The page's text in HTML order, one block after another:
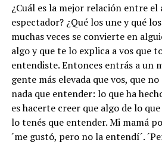
¿Cuál es la mejor relación entre
espectador? ¿Qué los une y qué
muchas veces se convierte en
algo y que te lo explica a vos que
entendiste. Entonces entrás a un
gente más elevada que vos, que
nada que entender: lo que ha
es hacerte creer que algo de lo
lo tenés que entender. Mi mamá
´me gustó, pero no la entendí´.